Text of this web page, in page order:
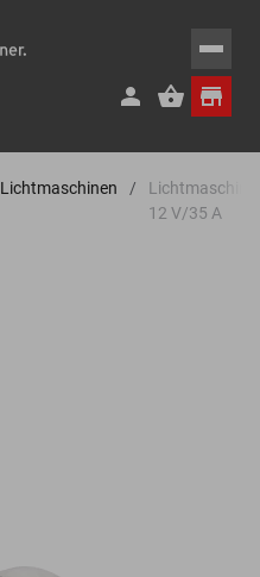
Lichtmaschinen
Lichtmaschine
12 V/35 A